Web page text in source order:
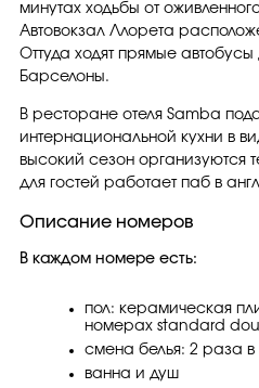
минутах ходьбы от
Автовокзал Ллорета
Оттуда ходят прямые
Барселоны.
В ресторане отеля Samba
интернациональной кухни в
высокий сезон организуются
для гостей работает паб в
Описание номеров
В каждом номере есть:
пол: керамическая
номерах standard
смена белья: 2 раза в
ванна и душ